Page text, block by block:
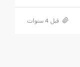
قبل 4 سنوات